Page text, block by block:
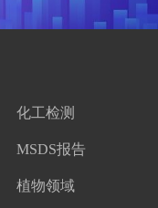
化工检测
MSDS报告
植物领域